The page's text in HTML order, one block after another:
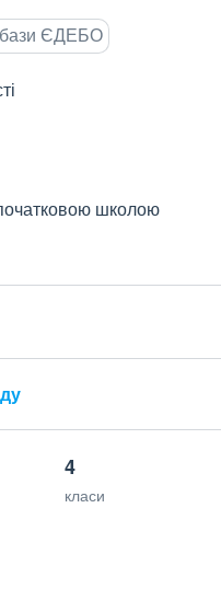
бази ЄДЕБО
школою
4
класи